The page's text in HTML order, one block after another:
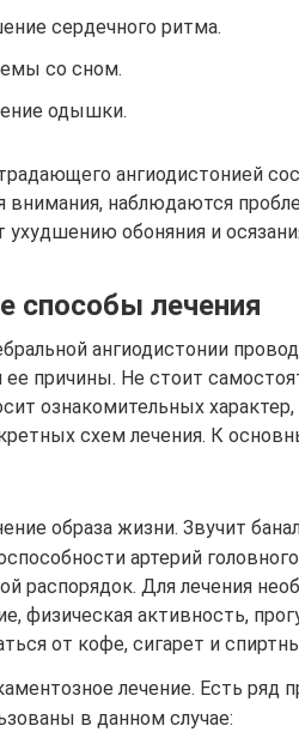
сердечного ритма.
со сном.
одышки.
ангиодистонией
внимания, наблюдаются
ухудшению обоняния и
способы лечения
ангиодистонии
ее причины. Не стоит
ознакомительных
схем лечения. К
образа жизни. Звучит
артерий
распорядок. Для лечения
физическая активность,
от кофе, сигарет и
лечение. Есть ряд
в данном случае: